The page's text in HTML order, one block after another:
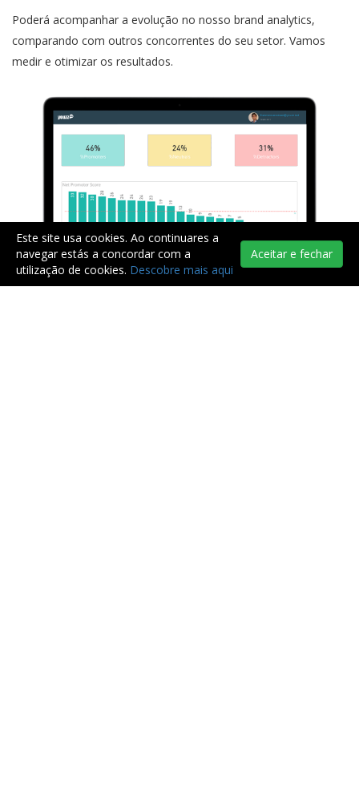
Poderá acompanhar a evolução no nosso brand analytics,
comparando com outros concorrentes do seu setor. Vamos
medir e otimizar os resultados.
Este site usa cookies. Ao continuares a
navegar estás a concordar com a
utilização de cookies. Descobre mais aqui
Aceitar e fechar